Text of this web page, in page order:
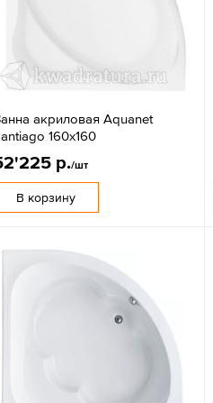
акриловая Aquanet
160х160
р./шт
В корзину